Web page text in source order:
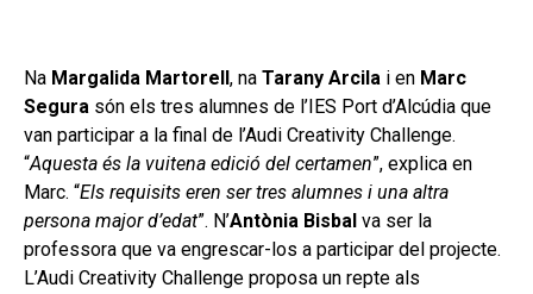
Na Margalida Martorell, na Tarany Arcila i en Marc
Segura són els tres alumnes de l’IES Port d’Alcúdia que
van participar a la final de l’Audi Creativity Challenge.
“Aquesta és la vuitena edició del certamen”, explica en
Marc. “Els requisits eren ser tres alumnes i una altra
persona major d’edat”. N’Antònia Bisbal va ser la
professora que va engrescar-los a participar del projecte.
L’Audi Creativity Challenge proposa un repte als